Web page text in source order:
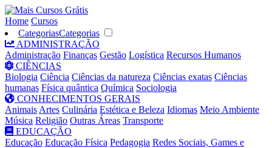
Home Cursos
CategoriasCategorias
ADMINISTRAÇÃO
Administração Finanças Gestão Logística Recursos Humanos
CIÊNCIAS
Biologia Ciência Ciências da natureza Ciências exatas Ciências
humanas Física quântica Química Sociologia
CONHECIMENTOS GERAIS
Animais Artes Culinária Estética e Beleza Idiomas Meio Ambiente
Música Religião Outras Áreas Transporte
EDUCAÇÃO
Educação Educação Física Pedagogia Redes Sociais, Games e